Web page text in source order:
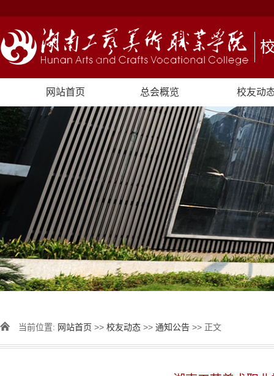
网站首页 总会概览 校友动
当前位置: 网站首页 >> 校友动态 >> 通知公告 >> 正文